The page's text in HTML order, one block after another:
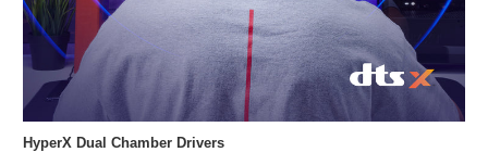
HyperX Dual Chamber Drivers